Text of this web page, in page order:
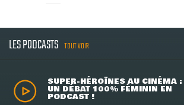
LES PODCASTS TOUT VOIR
SUPER-HÉROÏNES AU CINÉMA :
UN DÉBAT 100% FÉMININ EN
PODCAST !